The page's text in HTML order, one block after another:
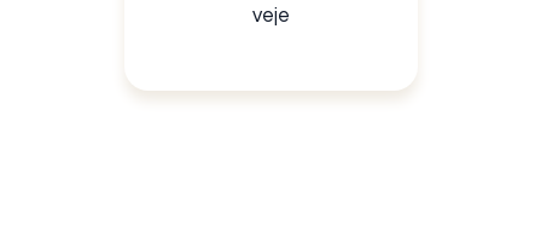
veje